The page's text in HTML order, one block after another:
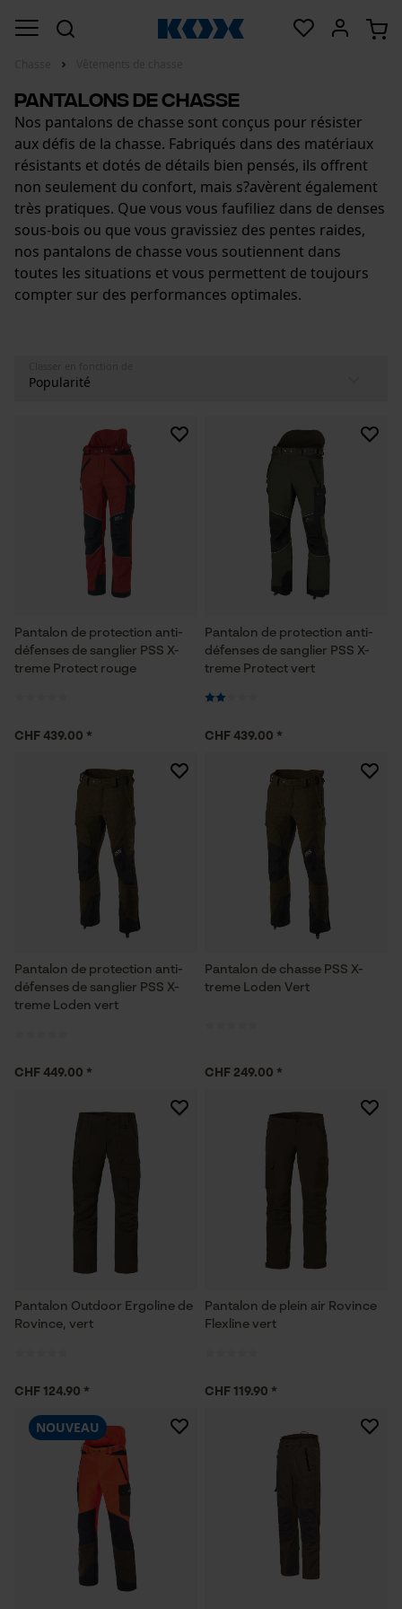
Pantalons de chasse
Nos pantalons de chasse sont conçus pour résister
aux défis de la chasse. Fabriqués dans des matériaux
résistants et dotés de détails bien pensés, ils offrent
non seulement du confort, mais s?avèrent également
très pratiques. Que vous vous faufiliez dans de denses
sous-bois ou que vous gravissiez des pentes raides,
nos pantalons de chasse vous soutiennent dans
toutes les situations et vous permettent de toujours
compter sur des performances optimales.
Pantalon de protection anti-
défenses de sanglier PSS X-
treme Protect rouge
CHF 439.00 *
Pantalon de protection anti-
défenses de sanglier PSS X-
treme Protect vert
CHF 439.00 *
Pantalon de protection anti-
défenses de sanglier PSS X-
treme Loden vert
CHF 449.00 *
Pantalon de chasse PSS X-
treme Loden Vert
CHF 249.00 *
Pantalon Outdoor Ergoline de
Rovince, vert
CHF 124.90 *
Pantalon de plein air Rovince
Flexline vert
CHF 119.90 *
NOUVEAU